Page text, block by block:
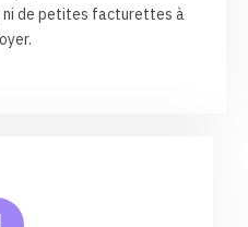
ni de petites facturettes à